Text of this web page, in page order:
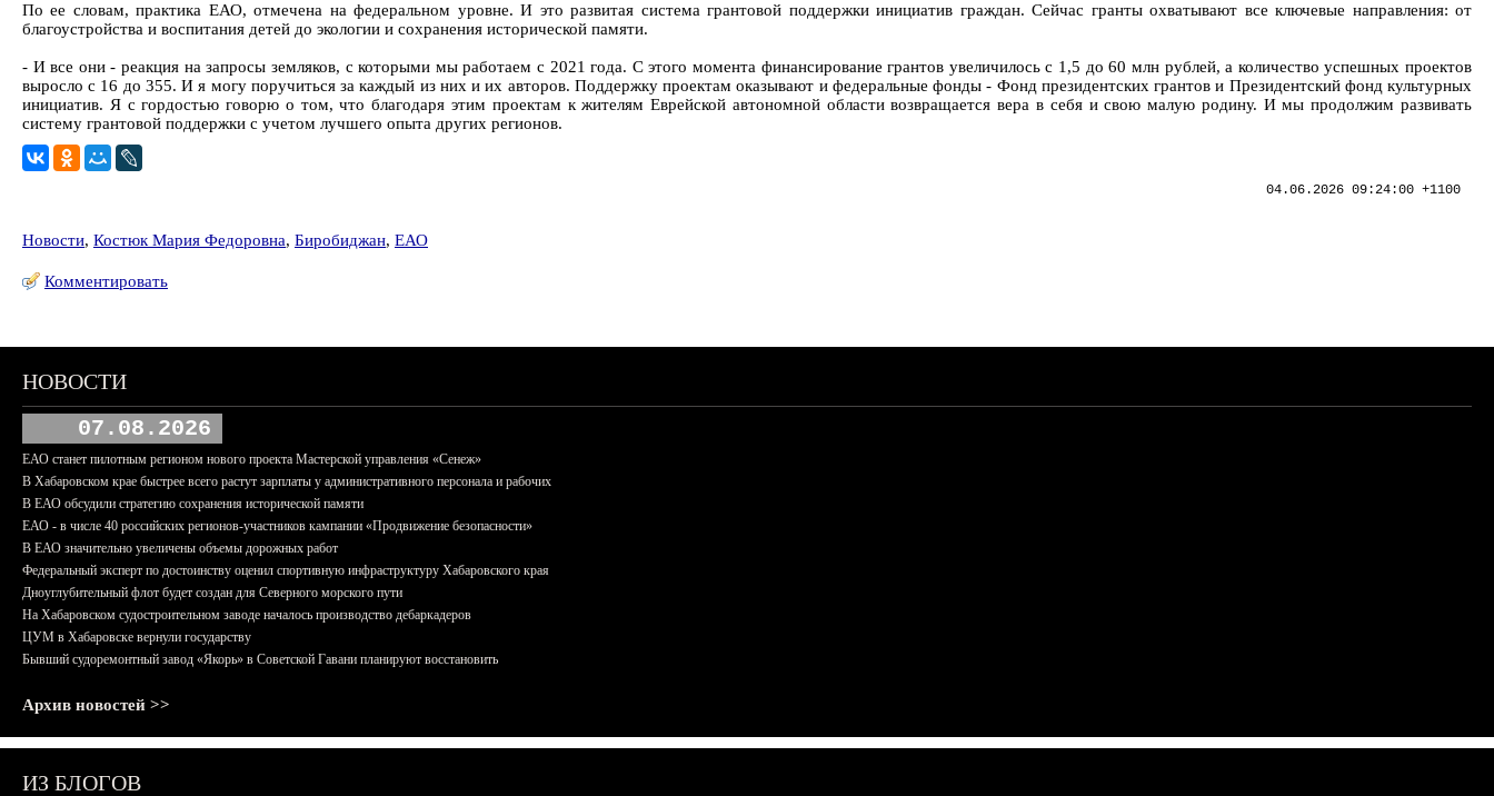
По ее словам, практика ЕАО, отмечена на федеральном уровне. И это развитая система грантовой поддержки инициатив граждан. Сейчас гранты охватывают все ключевые направления: от
благоустройства и воспитания детей до экологии и сохранения исторической памяти.
- И все они - реакция на запросы земляков, с которыми мы работаем с 2021 года. С этого момента финансирование грантов увеличилось с 1,5 до 60 млн рублей, а количество успешных проектов
выросло с 16 до 355. И я могу поручиться за каждый из них и их авторов. Поддержку проектам оказывают и федеральные фонды - Фонд президентских грантов и Президентский фонд культурных
инициатив. Я с гордостью говорю о том, что благодаря этим проектам к жителям Еврейской автономной области возвращается вера в себя и свою малую родину. И мы продолжим развивать
систему грантовой поддержки с учетом лучшего опыта других регионов.
04.06.2026 09:24:00 +1100
Новости, Костюк Мария Федоровна, Биробиджан, ЕАО
Комментировать
НОВОСТИ
07.08.2026
ЕАО станет пилотным регионом нового проекта Мастерской управления «Сенеж»
В Хабаровском крае быстрее всего растут зарплаты у административного персонала и рабочих
В ЕАО обсудили стратегию сохранения исторической памяти
ЕАО - в числе 40 российских регионов-участников кампании «Продвижение безопасности»
В ЕАО значительно увеличены объемы дорожных работ
Федеральный эксперт по достоинству оценил спортивную инфраструктуру Хабаровского края
Дноуглубительный флот будет создан для Северного морского пути
На Хабаровском судостроительном заводе началось производство дебаркадеров
ЦУМ в Хабаровске вернули государству
Бывший судоремонтный завод «Якорь» в Советской Гавани планируют восстановить
Архив новостей >>
ИЗ БЛОГОВ